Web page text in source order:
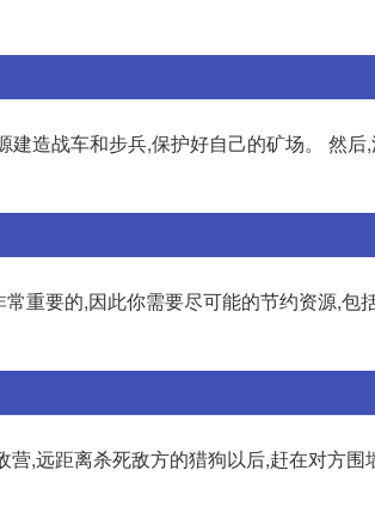
造战车和步兵,保护好自己的矿场。 然后
重要的,因此你需要尽可能的节约资源,包
,远距离杀死敌方的猎狗以后,赶在对方围